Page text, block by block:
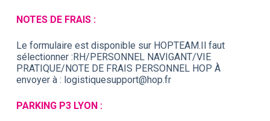
NOTES DE FRAIS :
Le formulaire est disponible sur HOPTEAM.Il faut
sélectionner :RH/PERSONNEL NAVIGANT/VIE
PRATIQUE/NOTE DE FRAIS PERSONNEL HOP À
envoyer à : logistiquesupport@hop.fr
PARKING P3 LYON :